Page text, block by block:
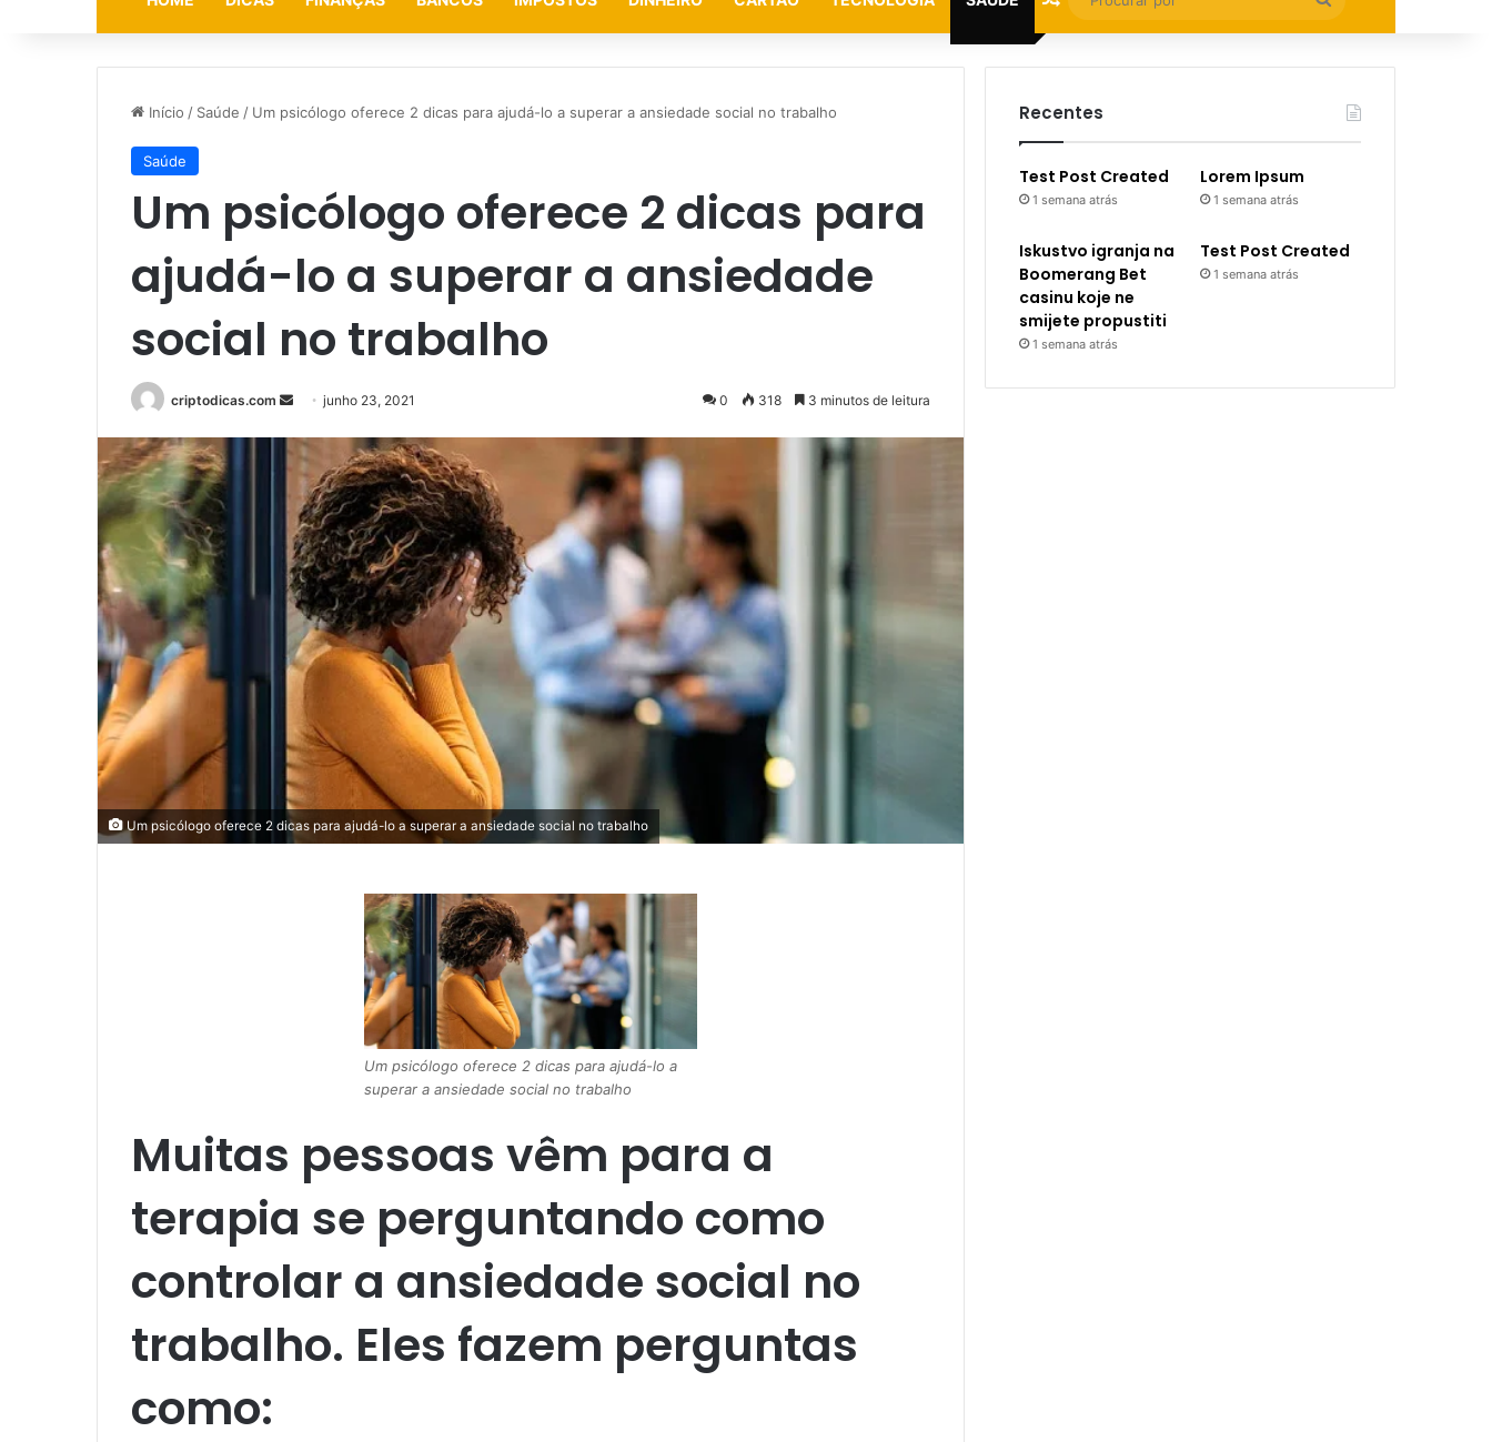
por
Início / Saúde / Um psicólogo oferece 2 dicas para ajudá-lo a superar a ansiedade social no trabalho
Saúde
Um psicólogo oferece 2 dicas para
ajudá-lo a superar a ansiedade
social no trabalho
criptodicas.com
Mande
e-
mail
junho 23, 2021 0 318 3 minutos de leitura
Um psicólogo oferece 2 dicas para ajudá-lo a superar a ansiedade social no trabalho
Um psicólogo oferece 2 dicas para ajudá-lo a
superar a ansiedade social no trabalho
Muitas pessoas vêm para a
terapia se perguntando como
controlar a ansiedade social no
trabalho. Eles fazem perguntas
como:
Recentes
Test Post Created
1 semana atrás
Lorem Ipsum
1 semana atrás
Iskustvo igranja na
Boomerang Bet
casinu koje ne
smijete propustiti
1 semana atrás
Test Post Created
1 semana atrás